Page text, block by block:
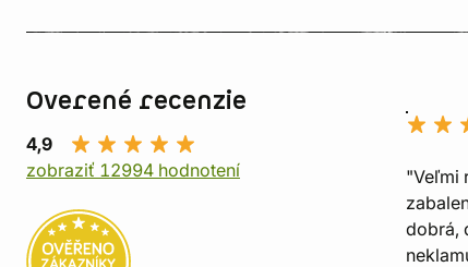
Overené recenzie
4,9
zobraziť 12994 hodnotení
"Veľmi
dobrá,